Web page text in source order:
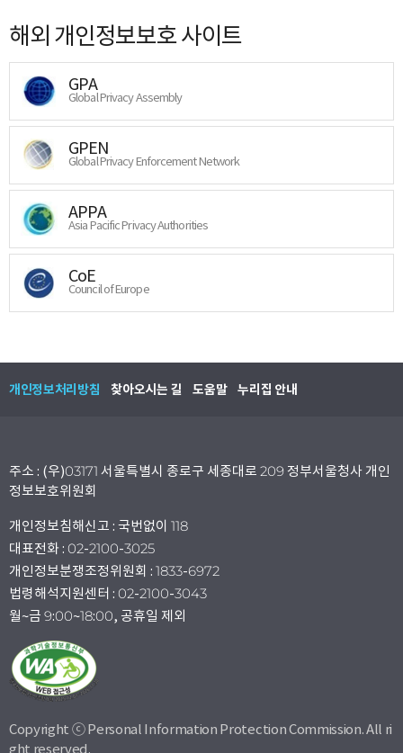
해외 개인정보보호 사이트
GPA
Global Privacy Assembly
GPEN
Global Privacy Enforcement Network
APPA
Asia Pacific Privacy Authorities
CoE
Council of Europe
개인정보처리방침 찾아오시는 길 도움말 누리집 안내
주소 : (우)03171 서울특별시 종로구 세종대로 209 정부서울청사 개인
정보보호위원회
개인정보침해신고 : 국번없이 118
대표전화 : 02-2100-3025
개인정보분쟁조정위원회 : 1833-6972
법령해석지원센터 : 02-2100-3043
월~금 9:00~18:00, 공휴일 제외
Copyright ⓒ Personal Information Protection Commission. All ri
ght reserved.